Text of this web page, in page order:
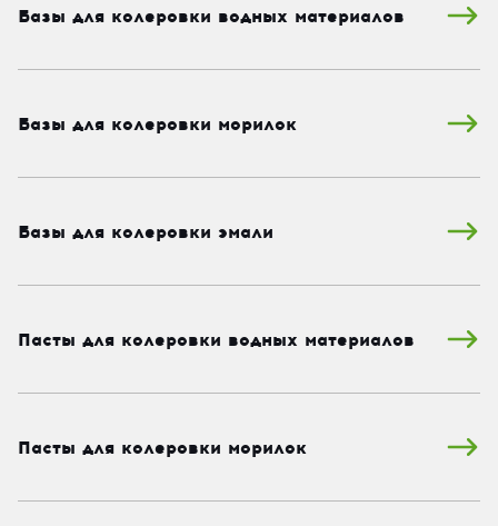
Базы для колеровки водных материалов
Базы для колеровки морилок
Базы для колеровки эмали
Пасты для колеровки водных материалов
Пасты для колеровки морилок